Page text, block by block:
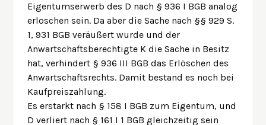
Eigentumserwerb des D nach § 936 I BGB analog
erloschen sein. Da aber die Sache nach §§ 929 S.
1, 931 BGB veräußert wurde und der
Anwartschaftsberechtigte K die Sache in Besitz
hat, verhindert § 936 III BGB das Erlöschen des
Anwartschaftsrechts. Damit bestand es noch bei
Kaufpreiszahlung.
Es erstarkt nach § 158 I BGB zum Eigentum, und
D verliert nach § 161 I 1 BGB gleichzeitig sein